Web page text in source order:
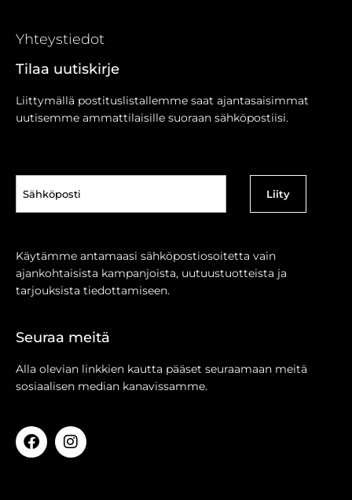
Yhteystiedot
Tilaa uutiskirje
Liittymällä postituslistallemme saat ajantasaisimmat
uutisemme ammattilaisille suoraan sähköpostiisi.
(Pakollinen)
Käytämme antamaasi sähköpostiosoitetta vain
ajankohtaisista kampanjoista, uutuustuotteista ja
tarjouksista tiedottamiseen.
Seuraa meitä
Alla olevian linkkien kautta pääset seuraamaan meitä
sosiaalisen median kanavissamme.